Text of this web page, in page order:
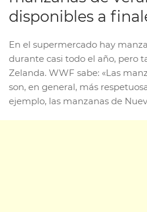
disponibles a
En el supermercado hay
durante casi todo el año, pero
Zelanda. WWF sabe: «Las
son, en general, más
ejemplo, las manzanas de